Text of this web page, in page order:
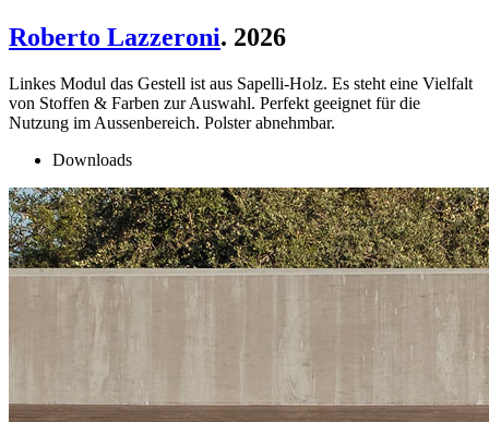
Roberto Lazzeroni. 2026
Linkes Modul das Gestell ist aus Sapelli-Holz. Es steht eine Vielfalt
von Stoffen & Farben zur Auswahl. Perfekt geeignet für die
Nutzung im Aussenbereich. Polster abnehmbar.
Downloads